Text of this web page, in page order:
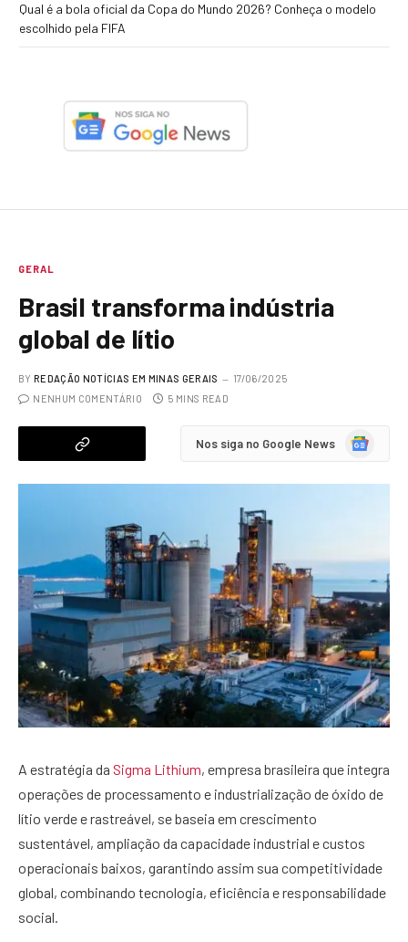
Qual é a bola oficial da Copa do Mundo 2026? Conheça o modelo
escolhido pela FIFA
GERAL
Brasil transforma indústria
global de lítio
BY REDAÇÃO NOTÍCIAS EM MINAS GERAIS
17/06/2025
NENHUM COMENTÁRIO
5 MINS READ
Nos siga no Google News
Google
A estratégia da Sigma Lithium, empresa brasileira que integra
operações de processamento e industrialização de óxido de
lítio verde e rastreável, se baseia em crescimento
sustentável, ampliação da capacidade industrial e custos
operacionais baixos, garantindo assim sua competitividade
global, combinando tecnologia, eficiência e responsabilidade
social.